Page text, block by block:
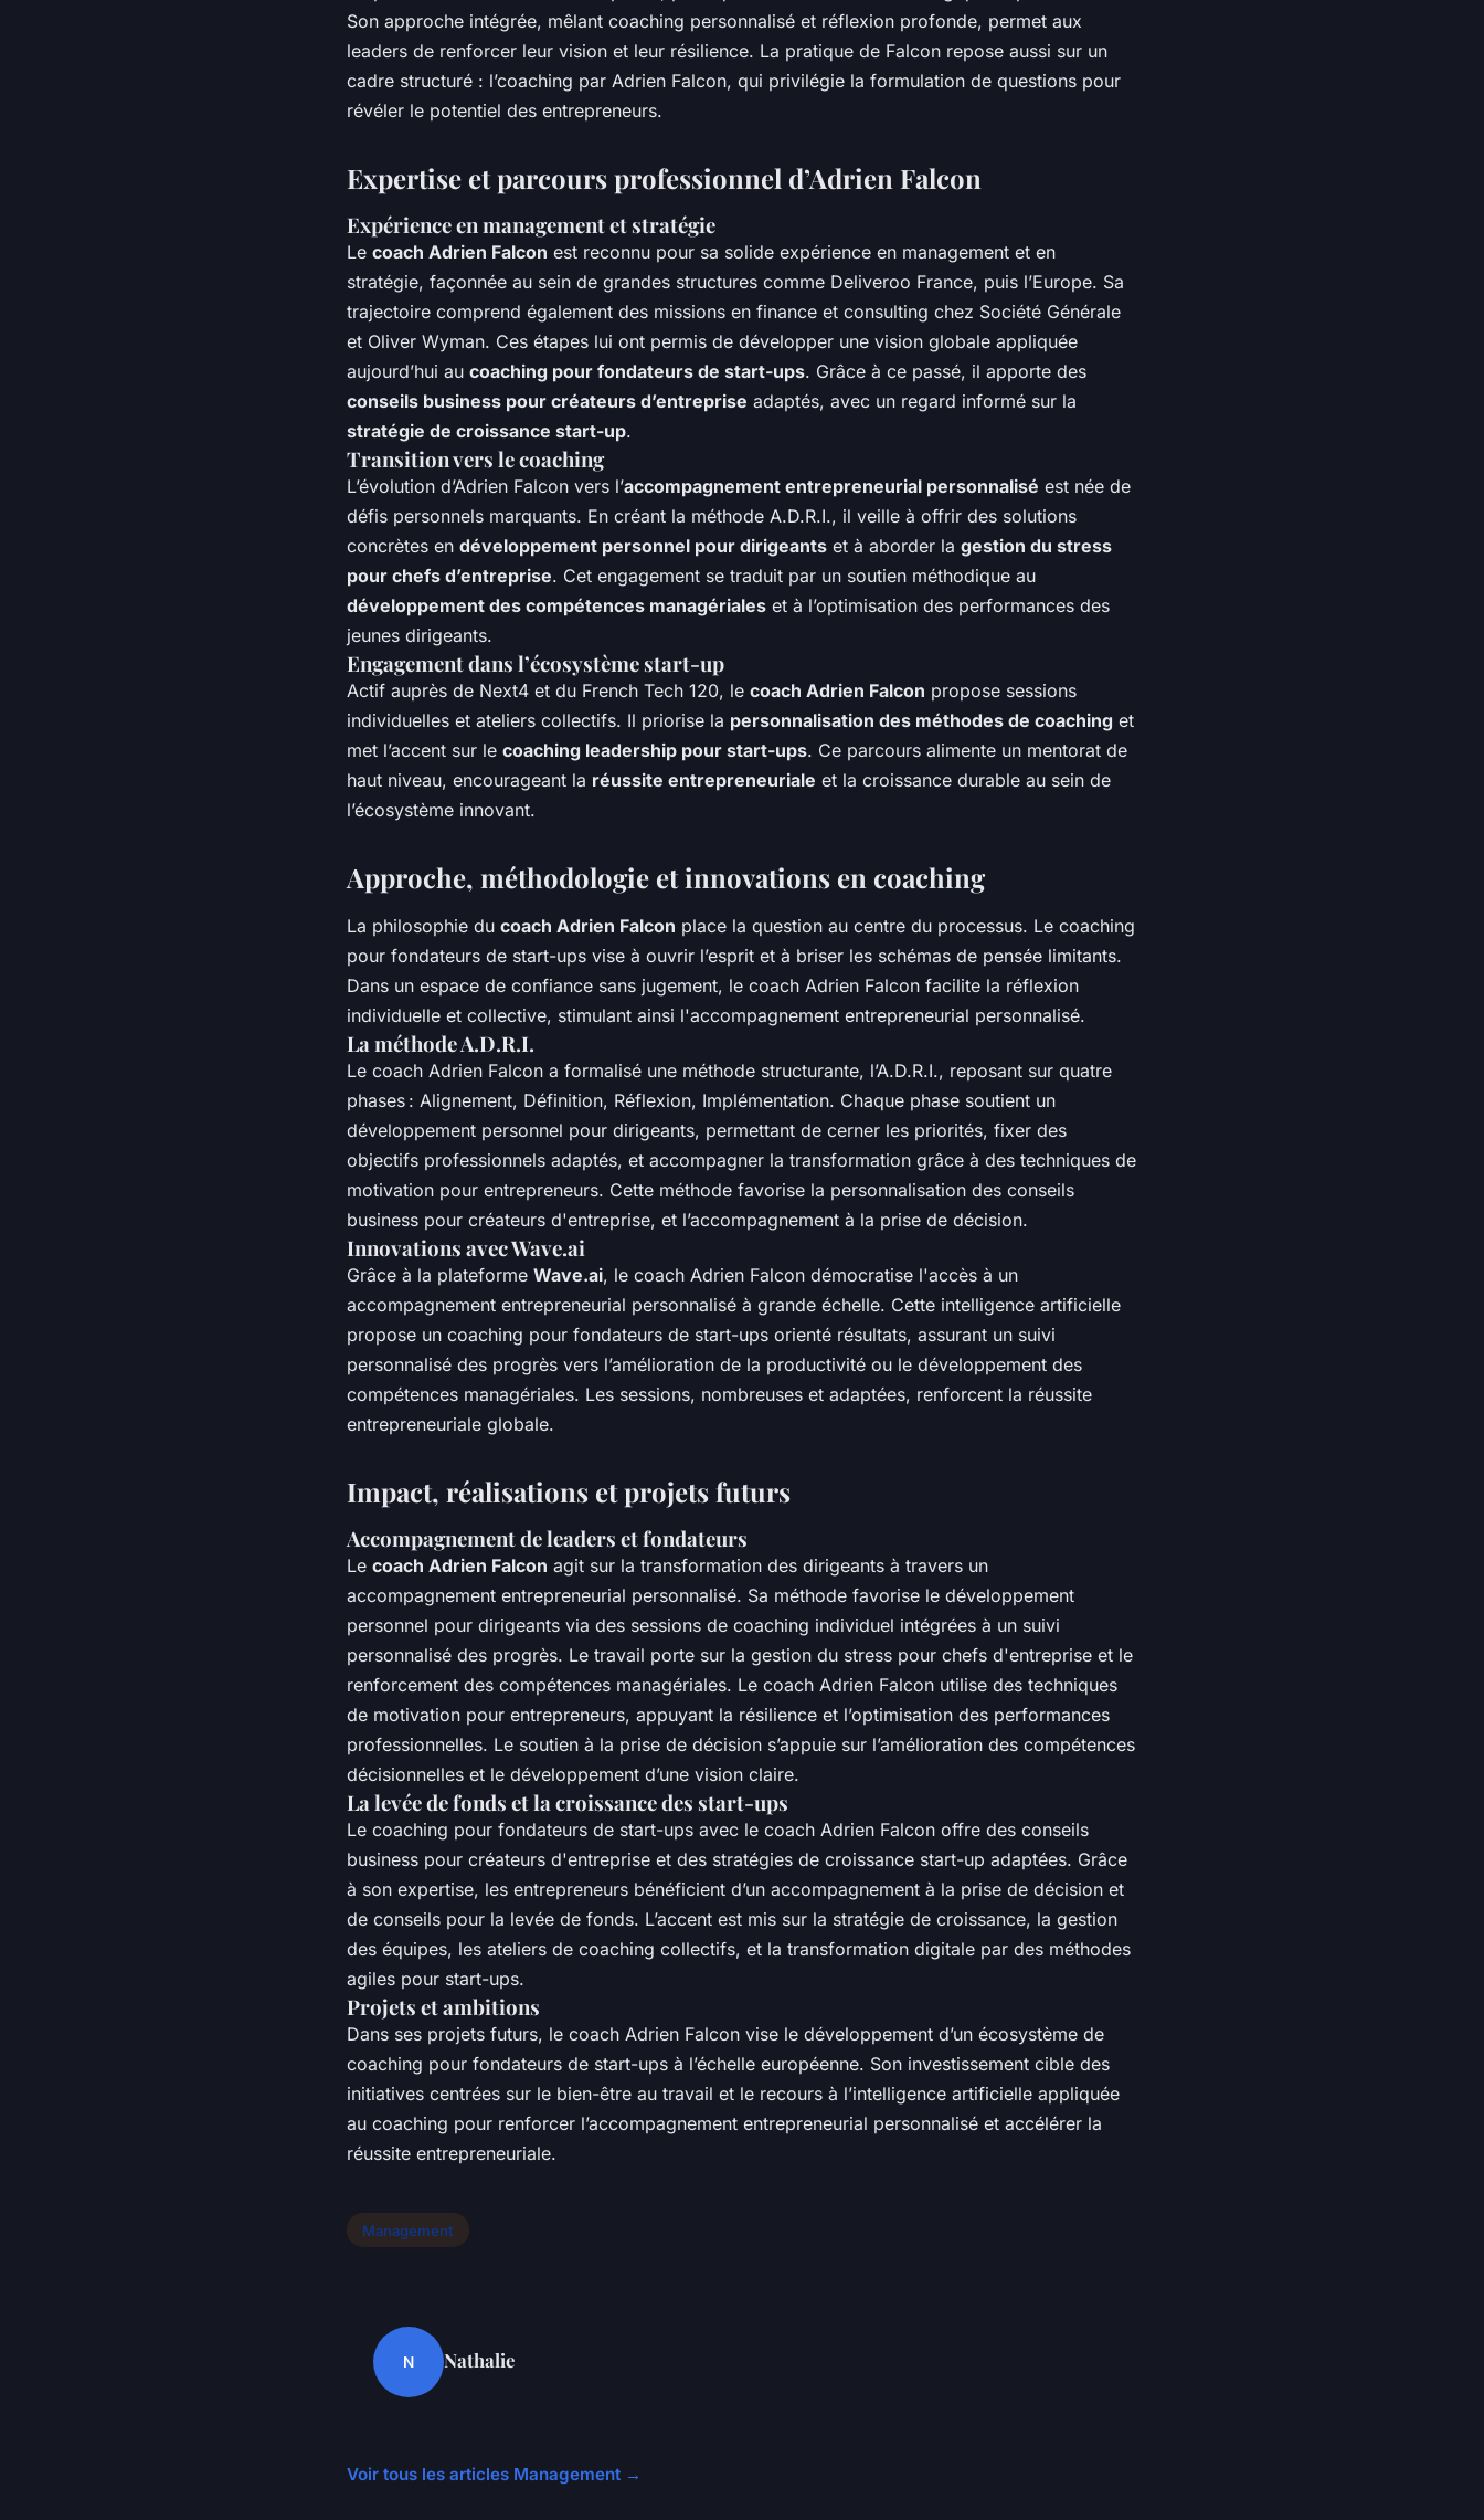
Son approche intégrée, mêlant coaching personnalisé et réflexion profonde, permet aux
leaders de renforcer leur vision et leur résilience. La pratique de Falcon repose aussi sur un
cadre structuré : l’coaching par Adrien Falcon, qui privilégie la formulation de questions pour
révéler le potentiel des entrepreneurs.
Expertise et parcours professionnel d’Adrien Falcon
Expérience en management et stratégie
Le coach Adrien Falcon est reconnu pour sa solide expérience en management et en
stratégie, façonnée au sein de grandes structures comme Deliveroo France, puis l’Europe. Sa
trajectoire comprend également des missions en finance et consulting chez Société Générale
et Oliver Wyman. Ces étapes lui ont permis de développer une vision globale appliquée
aujourd’hui au coaching pour fondateurs de start-ups. Grâce à ce passé, il apporte des
conseils business pour créateurs d’entreprise adaptés, avec un regard informé sur la
stratégie de croissance start-up.
Transition vers le coaching
L’évolution d’Adrien Falcon vers l’accompagnement entrepreneurial personnalisé est née de
défis personnels marquants. En créant la méthode A.D.R.I., il veille à offrir des solutions
concrètes en développement personnel pour dirigeants et à aborder la gestion du stress
pour chefs d’entreprise. Cet engagement se traduit par un soutien méthodique au
développement des compétences managériales et à l’optimisation des performances des
jeunes dirigeants.
Engagement dans l’écosystème start-up
Actif auprès de Next4 et du French Tech 120, le coach Adrien Falcon propose sessions
individuelles et ateliers collectifs. Il priorise la personnalisation des méthodes de coaching et
met l’accent sur le coaching leadership pour start-ups. Ce parcours alimente un mentorat de
haut niveau, encourageant la réussite entrepreneuriale et la croissance durable au sein de
l’écosystème innovant.
Approche, méthodologie et innovations en coaching
La philosophie du coach Adrien Falcon place la question au centre du processus. Le coaching
pour fondateurs de start-ups vise à ouvrir l’esprit et à briser les schémas de pensée limitants.
Dans un espace de confiance sans jugement, le coach Adrien Falcon facilite la réflexion
individuelle et collective, stimulant ainsi l'accompagnement entrepreneurial personnalisé.
La méthode A.D.R.I.
Le coach Adrien Falcon a formalisé une méthode structurante, l’A.D.R.I., reposant sur quatre
phases : Alignement, Définition, Réflexion, Implémentation. Chaque phase soutient un
développement personnel pour dirigeants, permettant de cerner les priorités, fixer des
objectifs professionnels adaptés, et accompagner la transformation grâce à des techniques de
motivation pour entrepreneurs. Cette méthode favorise la personnalisation des conseils
business pour créateurs d'entreprise, et l’accompagnement à la prise de décision.
Innovations avec Wave.ai
Grâce à la plateforme Wave.ai, le coach Adrien Falcon démocratise l'accès à un
accompagnement entrepreneurial personnalisé à grande échelle. Cette intelligence artificielle
propose un coaching pour fondateurs de start-ups orienté résultats, assurant un suivi
personnalisé des progrès vers l’amélioration de la productivité ou le développement des
compétences managériales. Les sessions, nombreuses et adaptées, renforcent la réussite
entrepreneuriale globale.
Impact, réalisations et projets futurs
Accompagnement de leaders et fondateurs
Le coach Adrien Falcon agit sur la transformation des dirigeants à travers un
accompagnement entrepreneurial personnalisé. Sa méthode favorise le développement
personnel pour dirigeants via des sessions de coaching individuel intégrées à un suivi
personnalisé des progrès. Le travail porte sur la gestion du stress pour chefs d'entreprise et le
renforcement des compétences managériales. Le coach Adrien Falcon utilise des techniques
de motivation pour entrepreneurs, appuyant la résilience et l’optimisation des performances
professionnelles. Le soutien à la prise de décision s’appuie sur l’amélioration des compétences
décisionnelles et le développement d’une vision claire.
La levée de fonds et la croissance des start-ups
Le coaching pour fondateurs de start-ups avec le coach Adrien Falcon offre des conseils
business pour créateurs d'entreprise et des stratégies de croissance start-up adaptées. Grâce
à son expertise, les entrepreneurs bénéficient d’un accompagnement à la prise de décision et
de conseils pour la levée de fonds. L’accent est mis sur la stratégie de croissance, la gestion
des équipes, les ateliers de coaching collectifs, et la transformation digitale par des méthodes
agiles pour start-ups.
Projets et ambitions
Dans ses projets futurs, le coach Adrien Falcon vise le développement d’un écosystème de
coaching pour fondateurs de start-ups à l’échelle européenne. Son investissement cible des
initiatives centrées sur le bien-être au travail et le recours à l’intelligence artificielle appliquée
au coaching pour renforcer l’accompagnement entrepreneurial personnalisé et accélérer la
réussite entrepreneuriale.
Management
N Nathalie
Voir tous les articles Management →